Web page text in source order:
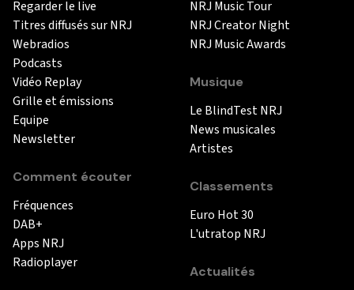
Regarder le live
Titres diffusés sur NRJ
Webradios
Podcasts
Vidéo Replay
Grille et émissions
Equipe
Newsletter
Comment écouter
Fréquences
DAB+
Apps NRJ
Radioplayer
NRJ Music Tour
NRJ Creator Night
NRJ Music Awards
Musique
Le BlindTest NRJ
News musicales
Artistes
Classements
Euro Hot 30
L'utratop NRJ
Actualités